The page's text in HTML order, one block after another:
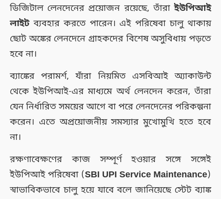
ডিজিটাল লেনদেনের প্রয়োজন রয়েছে, তাঁরাইউপিআই
লাইট ব্যবহার করতে পারেন। এই পরিষেবা চালু থাকায়
ছোট অঙ্কের লেনদেনে গ্রাহকদের বিশেষ অসুবিধায় পড়তে
হবে না।
ব্যাঙ্কের পরামর্শ, যাঁরা নিয়মিত এসবিআই অ্যাকাউন্ট
থেকে ইউপিআই-এর মাধ্যমে অর্থ লেনদেন করেন, তাঁরা
যেন নির্ধারিত সময়ের আগে বা পরে লেনদেনের পরিকল্পনা
করেন। এতে অপ্রয়োজনীয় সমস্যার মুখোমুখি হতে হবে
না।
রক্ষণাবেক্ষণের কাজ সম্পূর্ণ হওয়ার সঙ্গে সঙ্গেই
ইউপিআই পরিষেবা (SBI UPI Service Maintenance)
স্বাভাবিকভাবে চালু হয়ে যাবে বলে জানিয়েছে স্টেট ব্যাঙ্ক